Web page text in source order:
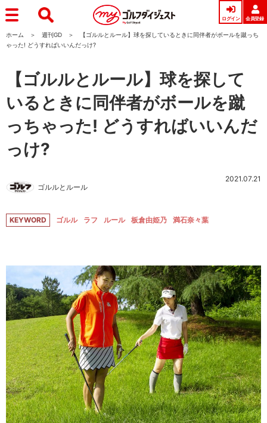
ログイン 会員登録
ホーム 週刊GD
【ゴルルとルール】球を探しているときに同伴者がボールを蹴っち
ゃった! どうすればいいんだっけ?
【ゴルルとルール】球を探して
いるときに同伴者がボールを蹴
っちゃった! どうすればいいんだ
っけ?
ゴルルとルール
2021.07.21
KEYWORD ゴルル ラフ ルール 板倉由姫乃 満石奈々葉